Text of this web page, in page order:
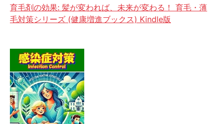
育毛剤の効果: 髪が変われば、未来が変わる！ 育毛・薄
毛対策シリーズ (健康増進ブックス) Kindle版